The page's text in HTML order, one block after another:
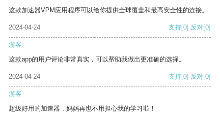
这款加速器VPM应用程序可以给你提供全球覆盖和最高安全性的连接。
2024-04-24 支持[0] 反对[0]
游客
这款app的用户评论非常真实，可以帮助我做出更准确的选择。
2024-04-24 支持[0] 反对[0]
游客
超级好用的加速器，妈妈再也不用担心我的学习啦！